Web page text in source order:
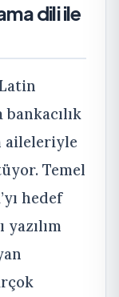
dili ile
bankacılık
aileleriyle
Temel
hedef